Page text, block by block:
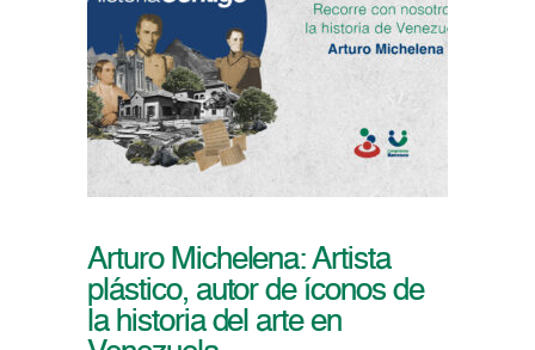
Arturo Michelena: Artista
plástico, autor de íconos de
la historia del arte en